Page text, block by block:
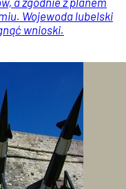
Wojewoda lubelski
wnioski.